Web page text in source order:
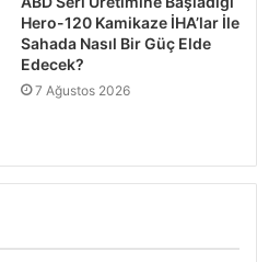
Hero-120 Kamikaze İHA’lar İle
Sahada Nasıl Bir Güç Elde
Edecek?
7 Ağustos 2026